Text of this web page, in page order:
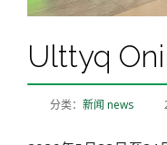
Ulttyq
分类： 新闻 news